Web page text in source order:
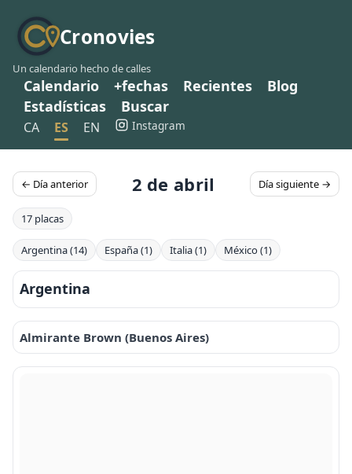
Cronovies
Un calendario hecho de calles
Calendario +fechas Recientes
Blog
Estadísticas
Buscar
CA ES EN Instagram
← Día anterior 2 de abril Día siguiente →
17 placas
Argentina (14) España (1) Italia (1) México (1)
Argentina
Almirante Brown (Buenos Aires)